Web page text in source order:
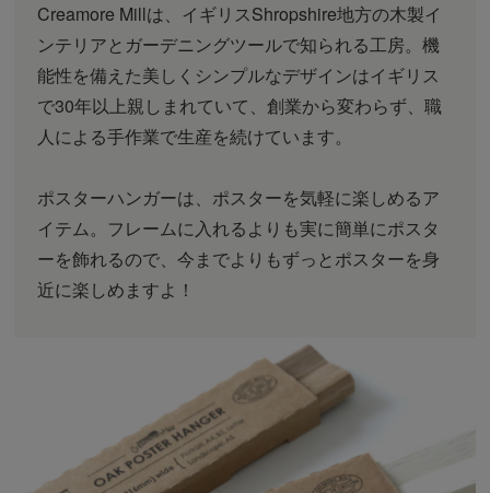
Creamore Millは、イギリスShropshire地方の木製イ
ンテリアとガーデニングツールで知られる工房。機
能性を備えた美しくシンプルなデザインはイギリス
で30年以上親しまれていて、創業から変わらず、職
人による手作業で生産を続けています。
ポスターハンガーは、ポスターを気軽に楽しめるア
イテム。フレームに入れるよりも実に簡単にポスタ
ーを飾れるので、今までよりもずっとポスターを身
近に楽しめますよ！